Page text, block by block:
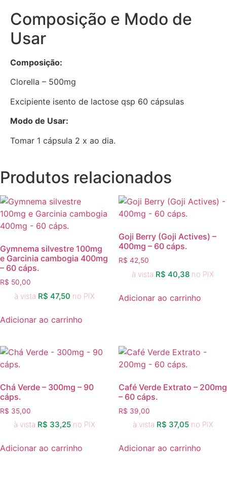
Composição e Modo de
Usar
Composição:
Clorella – 500mg
Excipiente isento de lactose qsp 60 cápsulas
Modo de Usar:
Tomar 1 cápsula 2 x ao dia.
Produtos relacionados
Gymnema silvestre 100mg
e Garcinia cambogia 400mg
– 60 cáps.
R$ 50,00
à vista R$ 47,50 no PIX
Adicionar ao carrinho
Goji Berry (Goji Actives) –
400mg – 60 cáps.
R$ 42,50
à vista R$ 40,38 no PIX
Adicionar ao carrinho
Chá Verde – 300mg – 90
cáps.
R$ 35,00
à vista R$ 33,25 no PIX
Adicionar ao carrinho
Café Verde Extrato – 200mg
– 60 cáps.
R$ 39,00
à vista R$ 37,05 no PIX
Adicionar ao carrinho